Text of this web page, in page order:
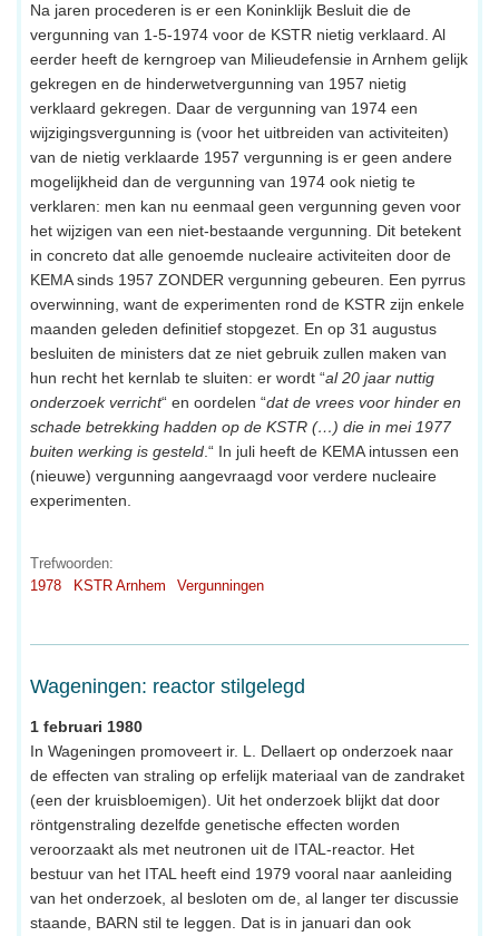
Na jaren procederen is er een Koninklijk Besluit die de
vergunning van 1-5-1974 voor de KSTR nietig verklaard. Al
eerder heeft de kerngroep van Milieudefensie in Arnhem gelijk
gekregen en de hinderwetvergunning van 1957 nietig
verklaard gekregen. Daar de vergunning van 1974 een
wijzigingsvergunning is (voor het uitbreiden van activiteiten)
van de nietig verklaarde 1957 vergunning is er geen andere
mogelijkheid dan de vergunning van 1974 ook nietig te
verklaren: men kan nu eenmaal geen vergunning geven voor
het wijzigen van een niet-bestaande vergunning. Dit betekent
in concreto dat alle genoemde nucleaire activiteiten door de
KEMA sinds 1957 ZONDER vergunning gebeuren. Een pyrrus
overwinning, want de experimenten rond de KSTR zijn enkele
maanden geleden definitief stopgezet. En op 31 augustus
besluiten de ministers dat ze niet gebruik zullen maken van
hun recht het kernlab te sluiten: er wordt “al 20 jaar nuttig
onderzoek verricht“ en oordelen “dat de vrees voor hinder en
schade betrekking hadden op de KSTR (…) die in mei 1977
buiten werking is gesteld.“ In juli heeft de KEMA intussen een
(nieuwe) vergunning aangevraagd voor verdere nucleaire
experimenten.
Trefwoorden:
1978
KSTR Arnhem Vergunningen
Wageningen: reactor stilgelegd
1 februari 1980
In Wageningen promoveert ir. L. Dellaert op onderzoek naar
de effecten van straling op erfelijk materiaal van de zandraket
(een der kruisbloemigen). Uit het onderzoek blijkt dat door
röntgenstraling dezelfde genetische effecten worden
veroorzaakt als met neutronen uit de ITAL-reactor. Het
bestuur van het ITAL heeft eind 1979 vooral naar aanleiding
van het onderzoek, al besloten om de, al langer ter discussie
staande, BARN stil te leggen. Dat is in januari dan ook